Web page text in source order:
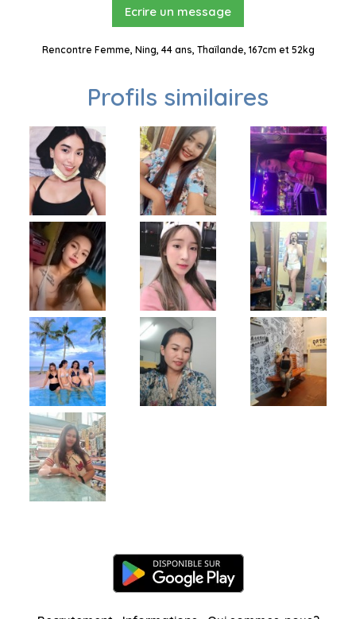
Ecrire un message
Rencontre Femme, Ning, 44 ans, Thaïlande, 167cm et 52kg
Profils similaires